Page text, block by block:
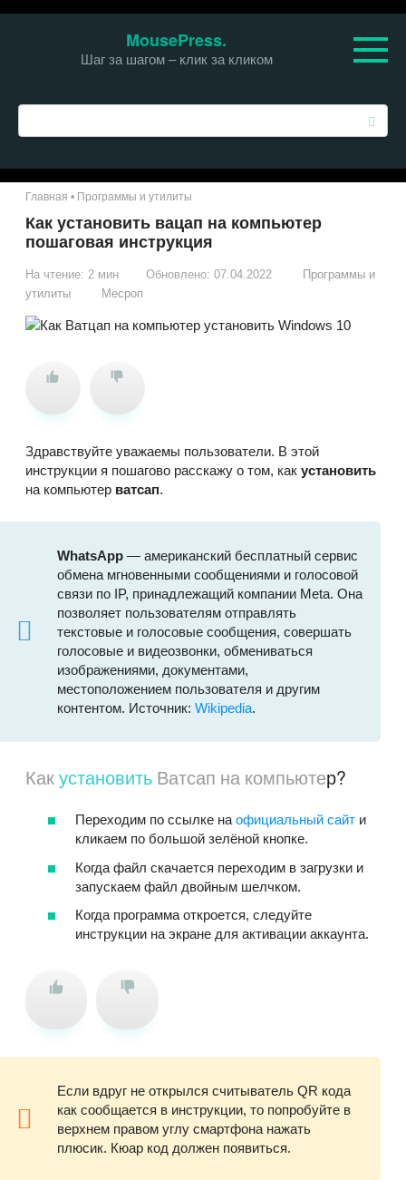
MousePress.
Шаг за шагом – клик за кликом
о
с
Главная • Программы и утилиты
Как установить вацап на компьютер
пошаговая инструкция
На чтение: 2 мин Обновлено: 07.04.2022
Программы и
утилиты
Месроп
Здравствуйте уважаемы пользователи. В этой
инструкции я пошагово расскажу о том, как установить
на компьютер ватсап.
WhatsApp — американский бесплатный сервис
обмена мгновенными сообщениями и голосовой
связи по IP, принадлежащий компании Meta. Она
позволяет пользователям отправлять
текстовые и голосовые сообщения, совершать
голосовые и видеозвонки, обмениваться
изображениями, документами,
местоположением пользователя и другим
контентом. Источник: Wikipedia.
Какустановить Ватсап на компьютер?
Переходим по ссылке на официальный сайт и
кликаем по большой зелёной кнопке.
Когда файл скачается переходим в загрузки и
запускаем файл двойным шелчком.
Когда программа откроется, следуйте
инструкции на экране для активации аккаунта.
Если вдруг не открылся считыватель QR кода
как сообщается в инструкции, то попробуйте в
верхнем правом углу смартфона нажать
плюсик. Кюар код должен появиться.